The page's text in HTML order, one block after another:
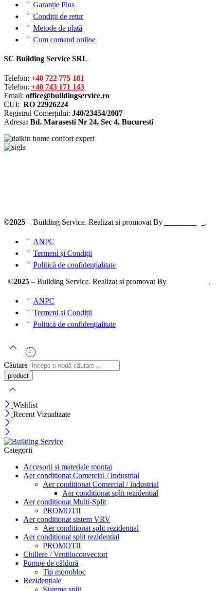
Garanție Plus
Condiții de retur
Metode de plată
Cum comand online
SC Building Service SRL
Telefon: +40 722 775 181
Telefon: +40 743 171 143
Email: office@buildingservice.ro
CUI: RO 22926224
Registrul Comerțului: J40/23454/2007
Adresa: Bd. Marasesti Nr 24, Sec 4, Bucuresti
©2025 – Building Service. Realizat si promovat By .
ANPC
Termeni și Condiții
Politică de confidențialitate
©2025– Building Service. Realizat si promovat By .
ANPC
Termeni și Condiții
Politică de confidențialitate
Căutare
Wishlist
Recent Vizualizate
Categorii
Accesorii si materiale montaj
Aer conditionat Comercial / Industrial
Aer conditionat Comercial / Industrial
Aer conditionat split rezidential
Aer conditionat Multi-Split
PROMOTII
Aer conditionat sistem VRV
Aer conditionat split rezidential
Aer conditionat split rezidential
PROMOTII
Chillere / Ventiloconvectori
Pompe de căldură
Tip monobloc
Rezidențiale
Sisteme split